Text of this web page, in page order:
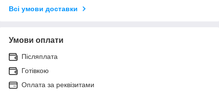
Всі умови доставки
Умови оплати
Післяплата
Готівкою
Оплата за реквізитами